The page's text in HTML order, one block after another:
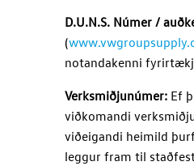
D.U.N.S. Númer /
(
notandakenni
Verksmiðjunúmer: Ef
viðkomandi
viðeigandi heimild
leggur fram til